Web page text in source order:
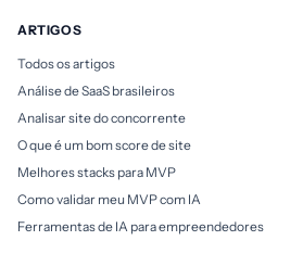
ARTIGOS
Todos os artigos
Análise de SaaS brasileiros
Analisar site do concorrente
O que é um bom score de site
Melhores stacks para MVP
Como validar meu MVP com IA
Ferramentas de IA para empreendedores